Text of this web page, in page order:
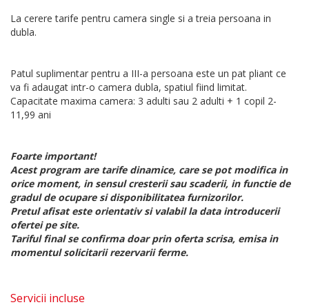
La cerere tarife pentru camera single si a treia persoana in
dubla.
Patul suplimentar pentru a III-a persoana este un pat pliant ce
va fi adaugat intr-o camera dubla, spatiul fiind limitat.
Capacitate maxima camera: 3 adulti sau 2 adulti + 1 copil 2-
11,99 ani
Foarte important!
Acest program are tarife dinamice, care se pot modifica in
orice moment, in sensul cresterii sau scaderii, in functie de
gradul de ocupare si disponibilitatea furnizorilor.
Pretul afisat este orientativ si valabil la data introducerii
ofertei pe site.
Tariful final se confirma doar prin oferta scrisa, emisa in
momentul solicitarii rezervarii ferme.
Servicii incluse